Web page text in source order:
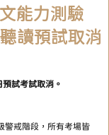
能力測驗
讀預試取消
試考試取消。
警戒階段，所有考場皆